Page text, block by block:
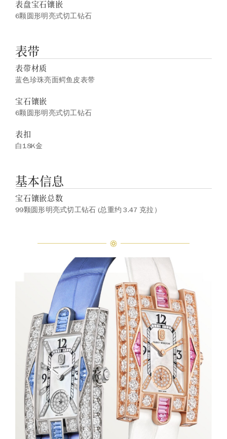
表盘宝石镶嵌
6颗圆形明亮式切工钻石
表带
表带材质
蓝色珍珠亮面鳄鱼皮表带
宝石镶嵌
6颗圆形明亮式切工钻石
表扣
白18K金
基本信息
宝石镶嵌总数
99颗圆形明亮式切工钻石 (总重约 3.47 克拉）